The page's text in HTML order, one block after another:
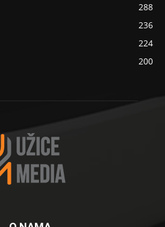
288
236
224
200